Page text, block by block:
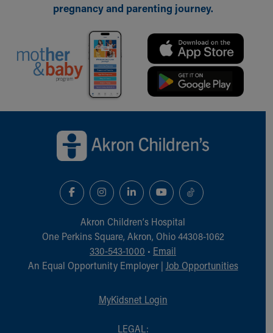
pregnancy and parenting journey.
Akron Children‘s Hospital
One Perkins Square, Akron, Ohio 44308-1062
330-543-1000 • Email
An Equal Opportunity Employer | Job Opportunities
MyKidsnet Login
LEGAL: